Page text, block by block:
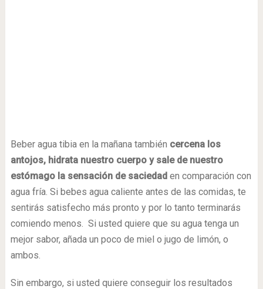
Beber agua tibia en la mañana también cercena los
antojos, hidrata nuestro cuerpo y sale de nuestro
estómago la sensación de saciedaden comparación con
agua fría. Si bebes agua caliente antes de las comidas, te
sentirás satisfecho más pronto y por lo tanto terminarás
comiendo menos. Si usted quiere que su agua tenga un
mejor sabor, añada un poco de miel o jugo de limón, o
ambos.
Sin embargo, si usted quiere conseguir los resultados